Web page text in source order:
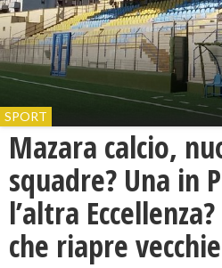
SPORT
Mazara calcio,
squadre? Una in
l’altra
che riapre